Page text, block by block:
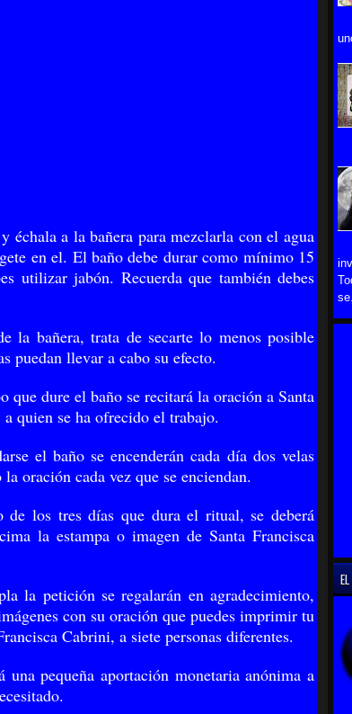
échala a la bañera para mezclarla con el agua
en el. El baño debe durar como mínimo 15
utilizar jabón. Recuerda que también debes
la bañera, trata de secarte lo menos posible
puedan llevar a cabo su efecto.
que dure el baño se recitará la oración a Santa
quien se ha ofrecido el trabajo.
el baño se encenderán cada día dos velas
oración cada vez que se enciendan.
de los tres días que dura el ritual, se deberá
la estampa o imagen de Santa Francisca
la petición se regalarán en agradecimiento,
con su oración que puedes imprimir tu
Cabrini, a siete personas diferentes.
una pequeña aportación monetaria anónima a